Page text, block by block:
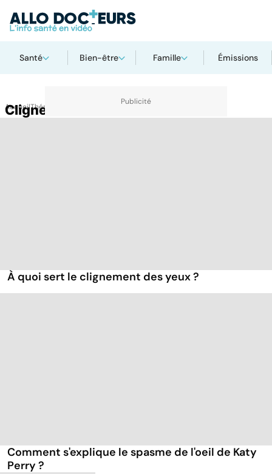
Santé Bien-être Famille Émissions
AccueilThématiques
Clignement d'oeil
À quoi sert le clignement des yeux ?
Comment s'explique le spasme de l'oeil de Katy
Perry ?